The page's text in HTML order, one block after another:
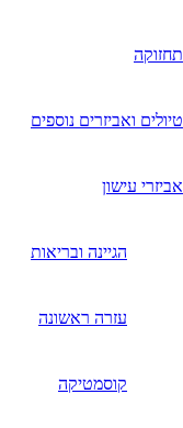
תחזוקה
טיולים ואביזרים נוספים
אביזרי עישון
הגיינה ובריאות
עזרה ראשונה
קוסמטיקה